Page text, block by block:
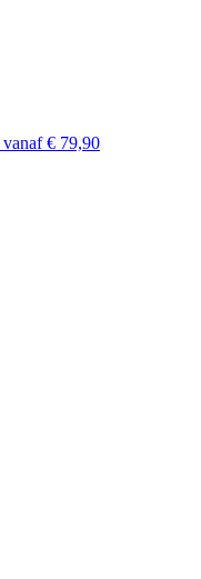
vanaf € 79,90